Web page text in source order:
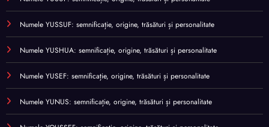
Numele YUSSUF: semnificație, origine, trăsături și personalitate
Numele YUSHUA: semnificație, origine, trăsături și personalitate
Numele YUSEF: semnificație, origine, trăsături și personalitate
Numele YUNUS: semnificație, origine, trăsături și personalitate